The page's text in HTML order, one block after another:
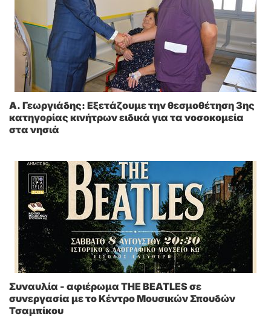
A. Γεωργιάδης: Eξετάζουμε την θεσμοθέτηση 3ης
κατηγορίας κινήτρων ειδικά για τα νοσοκομεία
στα νησιά
Συναυλία - αφιέρωμα THE BEATLES σε
συνεργασία με το Κέντρο Μουσικών Σπουδών
Τσαμπίκου